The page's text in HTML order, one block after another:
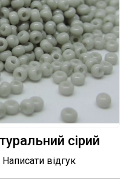
сірий
Написати відгук